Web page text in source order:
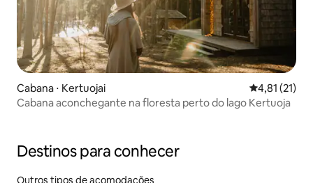
Cabana ⋅ Kertuojai 4,81 de uma
4,81 (21)
Cabana aconchegante na floresta perto do lago Kertuoja
Destinos para conhecer
Outros tipos de acomodações